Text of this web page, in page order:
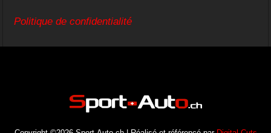
Politique de confidentialité